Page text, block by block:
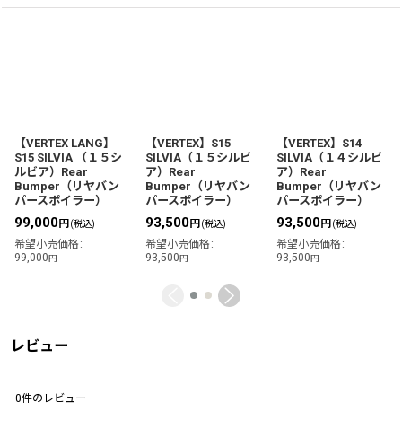
【VERTEX LANG】
S15 SILVIA （１５シ
ルビア）Rear
Bumper（リヤバン
パースポイラー）
99,000円(税込)
希望小売価格 :
99,000円
【VERTEX】S15
SILVIA（１５シルビ
ア）Rear
Bumper（リヤバン
パースポイラー）
93,500円(税込)
希望小売価格 :
93,500円
【VERTEX】S14
SILVIA（１４シルビ
ア）Rear
Bumper（リヤバン
パースポイラー）
93,500円(税込)
希望小売価格 :
93,500円
レビュー
0件のレビュー